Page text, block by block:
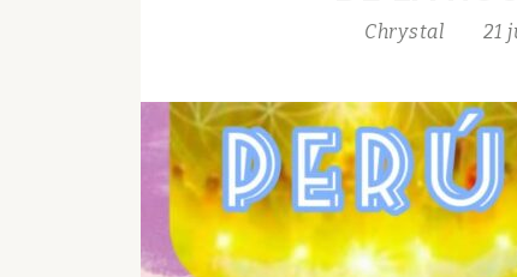
Chrystal 21